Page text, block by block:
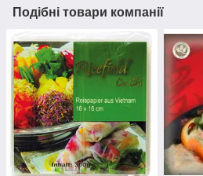
Подібні товари компанії